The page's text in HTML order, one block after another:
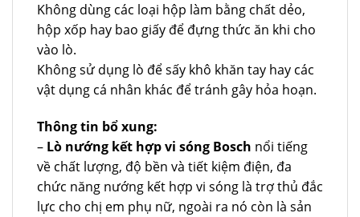
Không dùng các loại hộp làm bằng chất dẻo,
hộp xốp hay bao giấy để đựng thức ăn khi cho
vào lò.
Không sử dụng lò để sấy khô khăn tay hay các
vật dụng cá nhân khác để tránh gây hỏa hoạn.
Thông tin bổ xung:
– Lò nướng kết hợp vi sóng Bosch nổi tiếng
về chất lượng, độ bền và tiết kiệm điện, đa
chức năng nướng kết hợp vi sóng là trợ thủ đắc
lực cho chị em phụ nữ, ngoài ra nó còn là sản